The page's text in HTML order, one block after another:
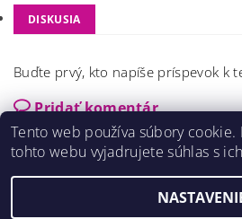
DISKUSIA
Buďte prvý, kto napíše príspevok k
Pridať komentár
Tento web používa súbory
tohto webu vyjadrujete súhlas s